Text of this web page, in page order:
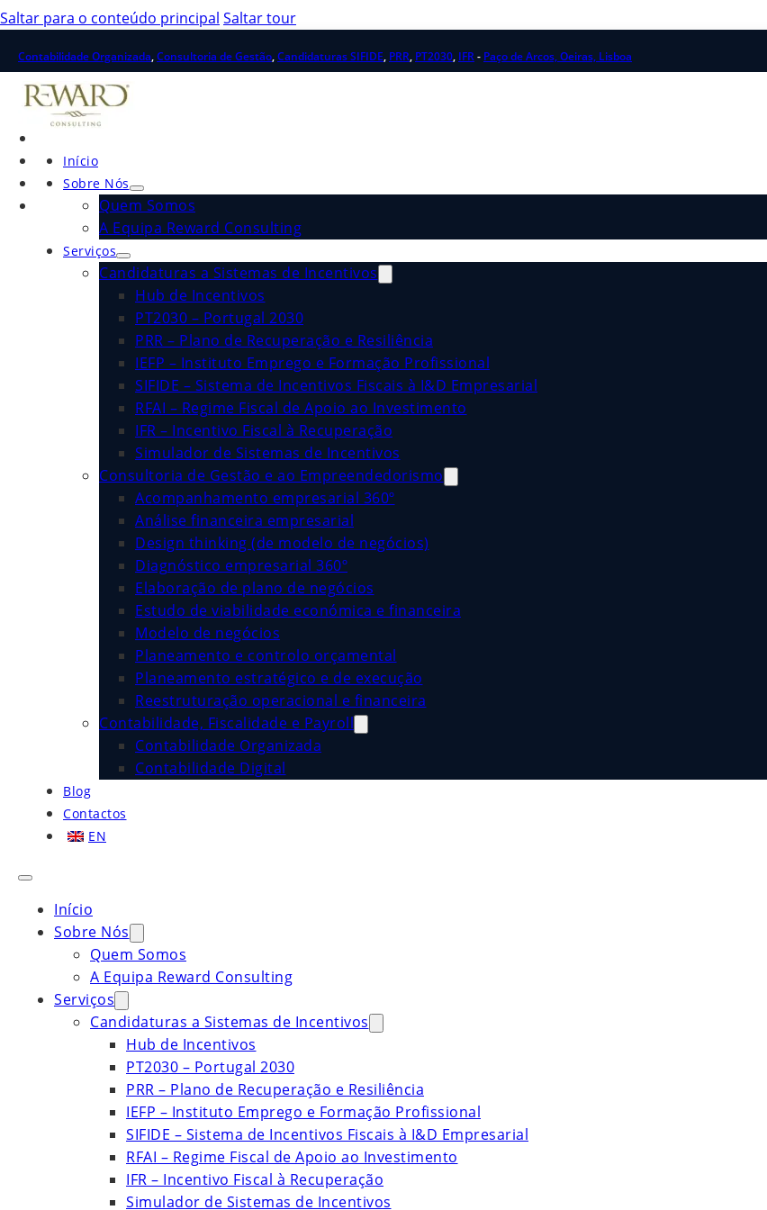
Saltar para o conteúdo principal Saltar tour
Contabilidade Organizada,Consultoria de Gestão,Candidaturas SIFIDE, PRR, PT2030, IFR- Paço de Arcos, Oeiras, Lisboa
Início
Sobre Nós
Quem Somos
A Equipa Reward Consulting
Serviços
Candidaturas a Sistemas de Incentivos
Hub de Incentivos
PT2030 – Portugal 2030
PRR – Plano de Recuperação e Resiliência
IEFP – Instituto Emprego e Formação Profissional
SIFIDE – Sistema de Incentivos Fiscais à I&D Empresarial
RFAI – Regime Fiscal de Apoio ao Investimento
IFR – Incentivo Fiscal à Recuperação
Simulador de Sistemas de Incentivos
Consultoria de Gestão e ao Empreendedorismo
Acompanhamento empresarial 360º
Análise financeira empresarial
Design thinking (de modelo de negócios)
Diagnóstico empresarial 360º
Elaboração de plano de negócios
Estudo de viabilidade económica e financeira
Modelo de negócios
Planeamento e controlo orçamental
Planeamento estratégico e de execução
Reestruturação operacional e financeira
Contabilidade, Fiscalidade e Payroll
Contabilidade Organizada
Contabilidade Digital
Blog
Contactos
EN
Início
Sobre Nós
Quem Somos
A Equipa Reward Consulting
Serviços
Candidaturas a Sistemas de Incentivos
Hub de Incentivos
PT2030 – Portugal 2030
PRR – Plano de Recuperação e Resiliência
IEFP – Instituto Emprego e Formação Profissional
SIFIDE – Sistema de Incentivos Fiscais à I&D Empresarial
RFAI – Regime Fiscal de Apoio ao Investimento
IFR – Incentivo Fiscal à Recuperação
Simulador de Sistemas de Incentivos